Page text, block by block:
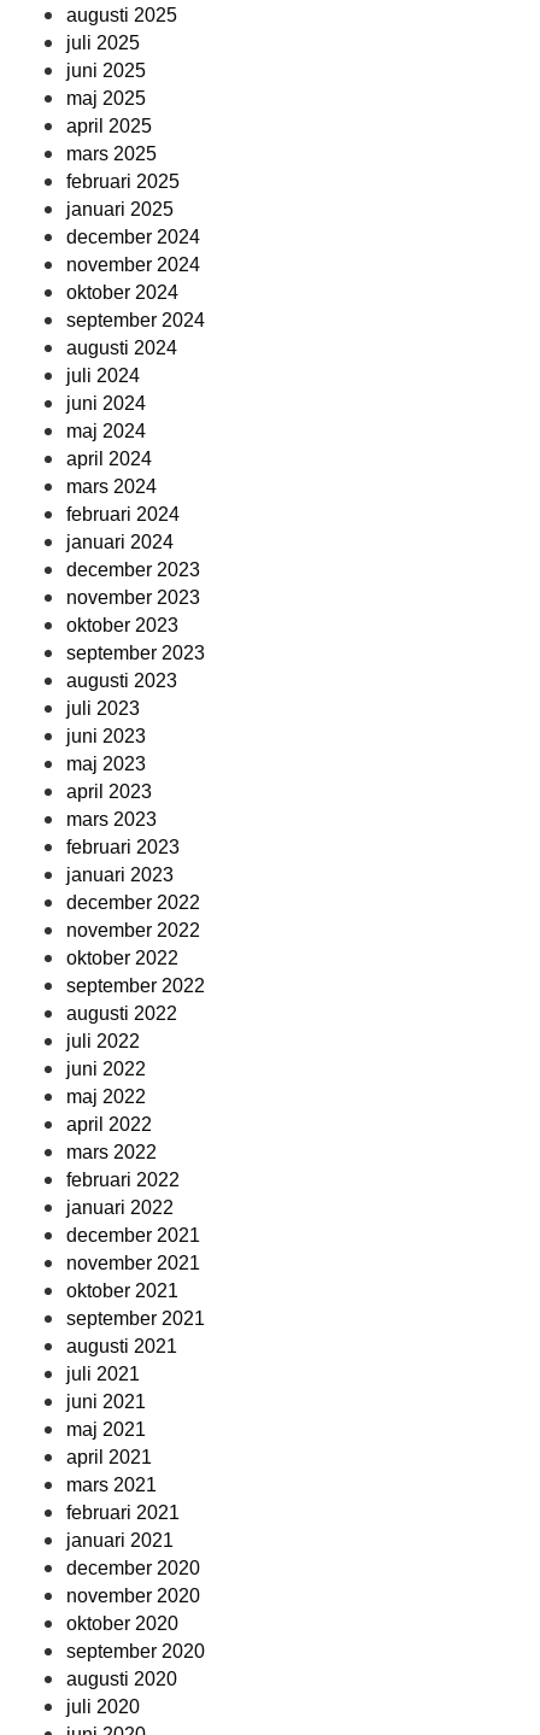
augusti 2025
juli 2025
juni 2025
maj 2025
april 2025
mars 2025
februari 2025
januari 2025
december 2024
november 2024
oktober 2024
september 2024
augusti 2024
juli 2024
juni 2024
maj 2024
april 2024
mars 2024
februari 2024
januari 2024
december 2023
november 2023
oktober 2023
september 2023
augusti 2023
juli 2023
juni 2023
maj 2023
april 2023
mars 2023
februari 2023
januari 2023
december 2022
november 2022
oktober 2022
september 2022
augusti 2022
juli 2022
juni 2022
maj 2022
april 2022
mars 2022
februari 2022
januari 2022
december 2021
november 2021
oktober 2021
september 2021
augusti 2021
juli 2021
juni 2021
maj 2021
april 2021
mars 2021
februari 2021
januari 2021
december 2020
november 2020
oktober 2020
september 2020
augusti 2020
juli 2020